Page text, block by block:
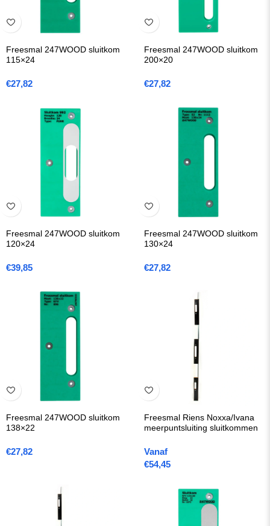
Freesmal 247WOOD sluitkom
115×24
€27,82
Freesmal 247WOOD sluitkom
200×20
€27,82
Freesmal 247WOOD sluitkom
120×24
€39,85
Freesmal 247WOOD sluitkom
130×24
€27,82
Freesmal 247WOOD sluitkom
138×22
€27,82
Freesmal Riens Noxxa/Ivana
meerpuntsluiting sluitkommen
Vanaf
€54,45